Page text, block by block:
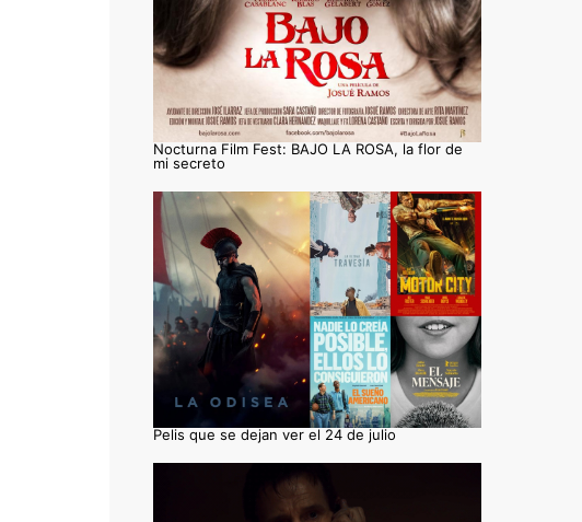
Nocturna Film Fest: BAJO LA ROSA, la flor de
mi secreto
Pelis que se dejan ver el 24 de julio